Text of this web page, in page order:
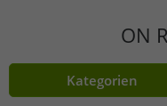
ON
Kategorien